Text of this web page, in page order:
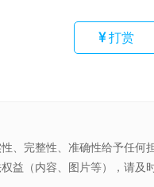
打赏
、完整性、准确性给予任何
益（内容、图片等），请及